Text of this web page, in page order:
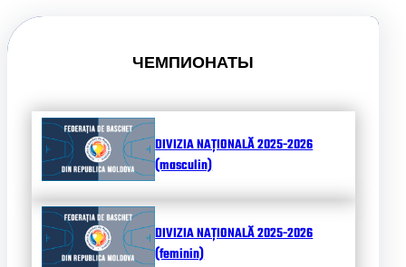
ЧЕМПИОНАТЫ
DIVIZIA NAȚIONALĂ 2025-2026
(masculin)
DIVIZIA NAȚIONALĂ 2025-2026
(feminin)